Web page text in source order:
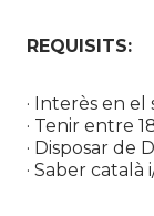
REQUISITS:
· Interès en
· Tenir entre
· Disposar de
· Saber